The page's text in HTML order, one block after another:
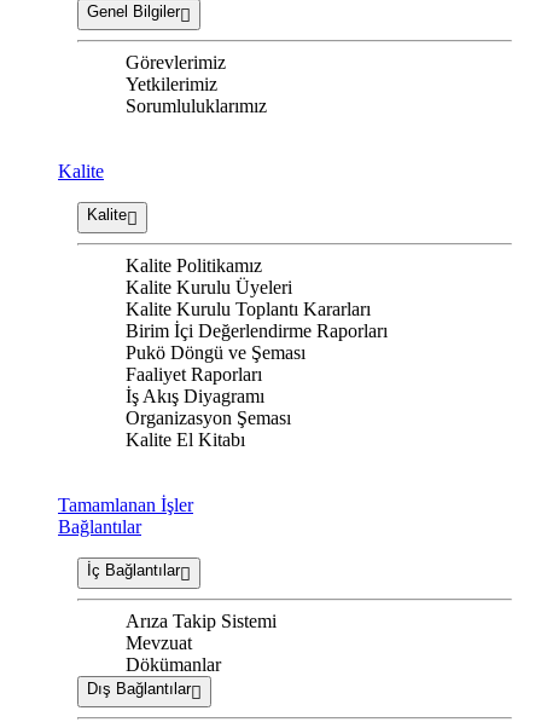
Genel Bilgiler
Görevlerimiz
Yetkilerimiz
Sorumluluklarımız
Kalite
Kalite
Kalite Politikamız
Kalite Kurulu Üyeleri
Kalite Kurulu Toplantı Kararları
Birim İçi Değerlendirme Raporları
Pukö Döngü ve Şeması
Faaliyet Raporları
İş Akış Diyagramı
Organizasyon Şeması
Kalite El Kitabı
Tamamlanan İşler
Bağlantılar
İç Bağlantılar
Arıza Takip Sistemi
Mevzuat
Dökümanlar
Dış Bağlantılar